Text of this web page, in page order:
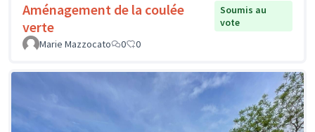
Aménagement de la coulée
verte
Soumis au
vote
Marie Mazzocato
0 0